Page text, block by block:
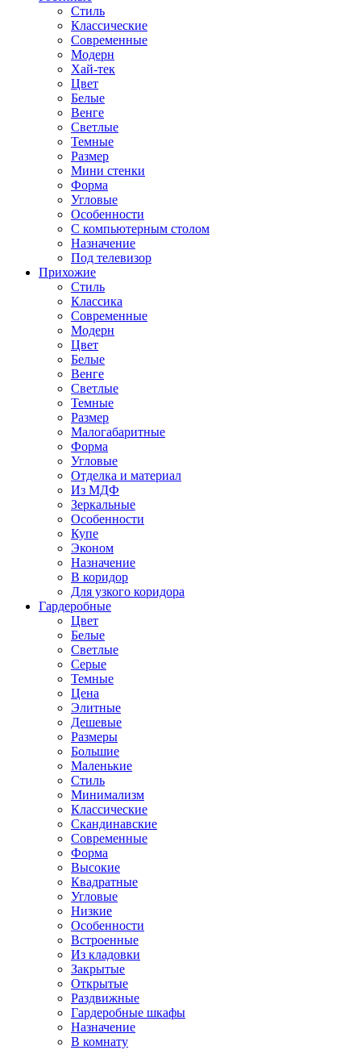
Стиль
Классические
Современные
Модерн
Хай-тек
Цвет
Белые
Венге
Светлые
Темные
Размер
Мини стенки
Форма
Угловые
Особенности
С компьютерным столом
Назначение
Под телевизор
Прихожие
Стиль
Классика
Современные
Модерн
Цвет
Белые
Венге
Светлые
Темные
Размер
Малогабаритные
Форма
Угловые
Отделка и материал
Из МДФ
Зеркальные
Особенности
Купе
Эконом
Назначение
В коридор
Для узкого коридора
Гардеробные
Цвет
Белые
Светлые
Серые
Темные
Цена
Элитные
Дешевые
Размеры
Большие
Маленькие
Стиль
Минимализм
Классические
Скандинавские
Современные
Форма
Высокие
Квадратные
Угловые
Низкие
Особенности
Встроенные
Из кладовки
Закрытые
Открытые
Раздвижные
Гардеробные шкафы
Назначение
В комнату